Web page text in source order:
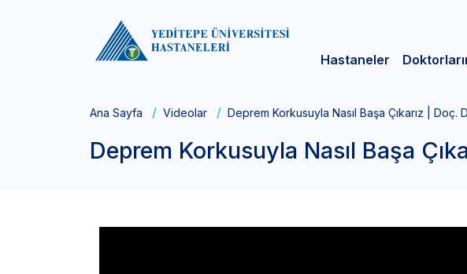
Hastaneler
Ana Sayfa Videolar Deprem Korkusuyla Nasıl Başa Çıkarız | Doç.
Deprem Korkusuyla Nasıl Başa